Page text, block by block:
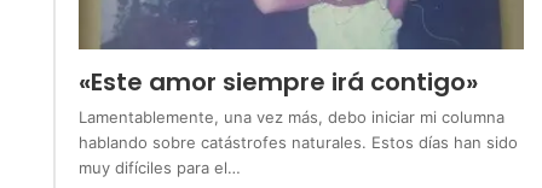
«Este amor siempre irá contigo»
Lamentablemente, una vez más, debo iniciar mi columna
hablando sobre catástrofes naturales. Estos días han sido
muy difíciles para el…